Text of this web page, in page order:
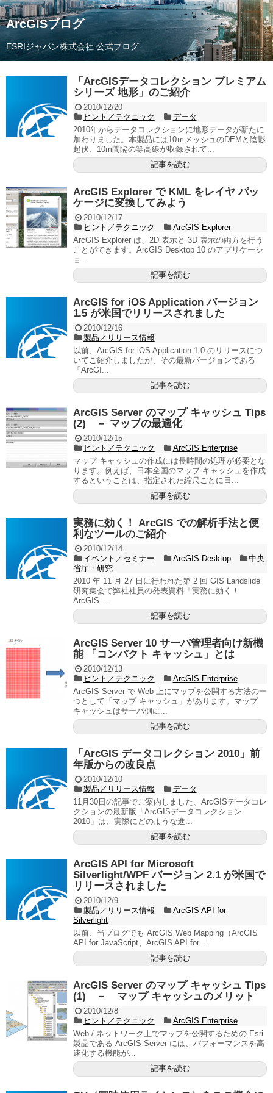
ArcGISブログ
ESRIジャパン株式会社 公式ブログ
「ArcGISデータコレクション プレミアム
シリーズ 地形」のご紹介
2010/12/20
ヒント／テクニック
データ
2010年からデータコレクションに地形データが新たに
加わりました。本製品には10ｍメッシュのDEMと陰影
起伏、10m間隔の等高線が収録されて...
記事を読む
ArcGIS Explorer で KML をレイヤ パッ
ケージに変換してみよう
2010/12/17
ヒント／テクニック
ArcGIS Explorer
ArcGIS Explorer は、2D 表示と 3D 表示の両方を行う
ことができます。ArcGIS Desktop 10 のアプリケーシ
ョ...
記事を読む
ArcGIS for iOS Application バージョン
1.5 が米国でリリースされました
2010/12/16
製品／リリース情報
以前、ArcGIS for iOS Application 1.0 のリリースにつ
いてご紹介しましたが、その最新バージョンである
「ArcGI...
記事を読む
ArcGIS Server のマップ キャッシュ Tips
(2) － マップの最適化
2010/12/15
ヒント／テクニック
ArcGIS Enterprise
マップ キャッシュの作成には長時間の処理が必要とな
ります。例えば、日本全国のマップ キャッシュを作成
するということは、指定された縮尺ごとに日...
記事を読む
実務に効く！ ArcGIS での解析手法と便
利なツールのご紹介
2010/12/14
イベント／セミナー
ArcGIS Desktop
中央
省庁・研究
2010 年 11 月 27 日に行われた第 2 回 GIS Landslide
研究集会で弊社社員の発表資料「実務に効く！
ArcGIS ...
記事を読む
ArcGIS Server 10 サーバ管理者向け新機
能 「コンパクト キャッシュ」とは
2010/12/13
ヒント／テクニック
ArcGIS Enterprise
ArcGIS Server で Web 上にマップを公開する方法の一
つとして「マップ キャッシュ」があります。マップ
キャッシュはサーバ側に...
記事を読む
「ArcGIS データコレクション 2010」前
年版からの改良点
2010/12/10
製品／リリース情報
データ
11月30日の記事でご案内しました、ArcGISデータコレ
クションの最新版「ArcGISデータコレクション
2010」は、実際にどのような進...
記事を読む
ArcGIS API for Microsoft
Silverlight/WPF バージョン 2.1 が米国で
リリースされました
2010/12/9
製品／リリース情報
ArcGIS API for
Silverlight
以前、当ブログでも ArcGIS Web Mapping（ArcGIS
API for JavaScript、ArcGIS API for ...
記事を読む
ArcGIS Server のマップ キャッシュ Tips
(1) － マップ キャッシュのメリット
2010/12/8
ヒント／テクニック
ArcGIS Enterprise
Web / ネットワーク上でマップを公開するための Esri
製品である ArcGIS Server には、パフォーマンスを高
速化する機能が...
記事を読む